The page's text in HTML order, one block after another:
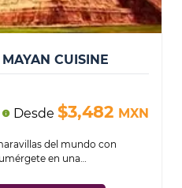
CUISINE
info Desde $3,482 MXN
del mundo con
en una